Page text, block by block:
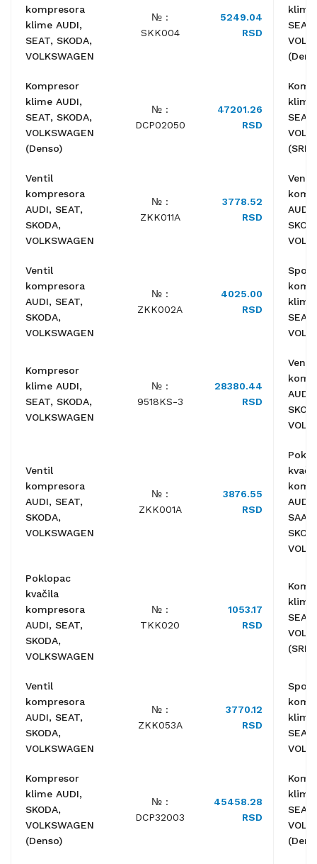
kompresora
klime AUDI,
SEAT, SKODA,
VOLKSWAGEN
№ :
SKK004
5249.04
RSD
klime
Kompresor
klime AUDI,
SEAT, SKODA,
VOLKSWAGEN
(Denso)
№ :
DCP02050
47201.26
RSD
klime
(SRL)
Ventil
kompresora
AUDI, SEAT,
SKODA,
VOLKSWAGEN
№ :
ZKK011A
3778.52
RSD
Ventil
AUDI,
Ventil
kompresora
AUDI, SEAT,
SKODA,
VOLKSWAGEN
№ :
ZKK002A
4025.00
RSD
klime
Kompresor
klime AUDI,
SEAT, SKODA,
VOLKSWAGEN
№ :
9518KS-3
28380.44
RSD
Ventil
AUDI,
Ventil
kompresora
AUDI, SEAT,
SKODA,
VOLKSWAGEN
№ :
ZKK001A
3876.55
RSD
AUDI,
Poklopac
kvačila
kompresora
AUDI, SEAT,
SKODA,
VOLKSWAGEN
№ :
TKK020
1053.17
RSD
klime
(SRL)
Ventil
kompresora
AUDI, SEAT,
SKODA,
VOLKSWAGEN
№ :
ZKK053A
3770.12
RSD
klime
Kompresor
klime AUDI,
SKODA,
VOLKSWAGEN
(Denso)
№ :
DCP32003
45458.28
RSD
klime